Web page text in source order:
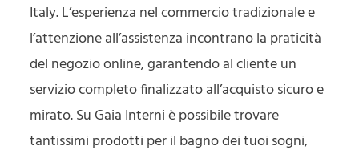
Italy. L’esperienza nel commercio tradizionale e
l’attenzione all’assistenza incontrano la praticità
del negozio online, garantendo al cliente un
servizio completo finalizzato all’acquisto sicuro e
mirato. Su Gaia Interni è possibile trovare
tantissimi prodotti per il bagno dei tuoi sogni,